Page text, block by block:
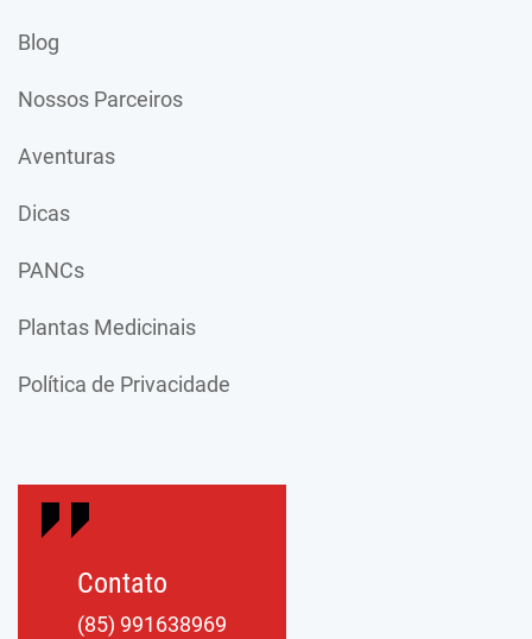
Blog
Nossos Parceiros
Aventuras
Dicas
PANCs
Plantas Medicinais
Política de Privacidade
Contato
(85) 991638969